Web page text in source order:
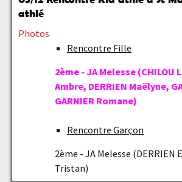
athlé
Photos
Rencontre Fille
2ème - JA Melesse (CHILOU
Ambre, DERRIEN Maëlyne,
GARNIER Romane)
Rencontre Garçon
2ème - JA Melesse (DERRIEN
Tristan)